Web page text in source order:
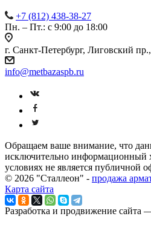
+7 (812) 438-38-27
Пн. – Пт.: с 9:00 до 18:00
г. Санкт-Петербург, Лиговский
info@metbazaspb.ru
Обращаем ваше внимание, что
исключительно информационный
условиях не является публичной
© 2026 "Сталлеон" - продажа
Карта сайта
Разработка и продвижение сайта